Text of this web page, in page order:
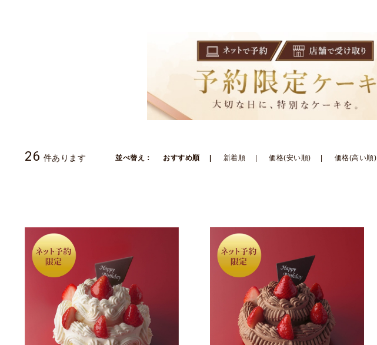
26 件あります 並べ替え： おすすめ順 新着順 価格(安い順) 価格(高い順)